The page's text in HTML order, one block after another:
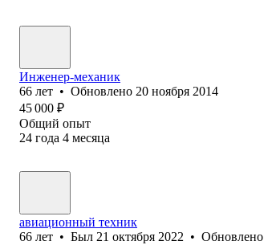
Инженер-механик
66 лет • Обновлено 20 ноября 2014
45 000 ₽
Общий опыт
24 года 4 месяца
авиационный техник
66 лет • Был 21 октября 2022 • Обновлено